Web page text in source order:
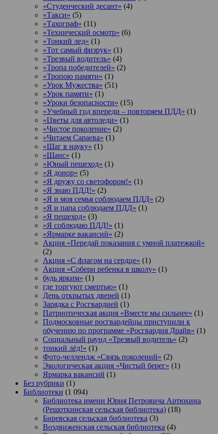
«Студенческий десант» (4)
«Такси» (5)
«Тахограф» (11)
«Технический осмотр» (6)
«Тонкий лед» (1)
«Тот самый физрук» (1)
«Трезвый водитель» (4)
«Тропа победителей» (2)
«Тропою памяти» (1)
«Урок Мужества» (51)
«Урок памяти» (1)
«Уроки безопасности» (15)
«Учебный год впереди – повторяем ПДД» (1)
«Цветы для автоледи» (1)
«Чистое поколение» (2)
«Читаем Сараева» (1)
«Шаг в науку» (1)
«Шанс» (1)
«Юный пешеход» (1)
«Я донор» (5)
«Я дружу со светофором!» (1)
«Я знаю ПДД!» (2)
«Я и моя семья соблюдаем ПДД» (2)
«Я и папа соблюдаем ПДД» (1)
«Я пешеход» (3)
«Я соблюдаю ПДД!» (1)
«Ярмарке вакансий» (2)
Акция «Передай показания с умной платежкой»
(2)
Акция «С флагом на сердце» (1)
Акция «Собери ребенка в школу» (1)
будь ярким» (1)
где торгуют смертью» (1)
День открытых дверей (1)
Зарядка с Росгвардией (1)
Патриотическая акция «Вместе мы сильнее» (1)
Подмосковные росгвардейцы приступили к
обучению по программе «Росгвардия Драйв» (1)
Социальный раунд «Трезвый водитель» (2)
тонкий лёд!» (1)
Фото-челлендж «Связь поколений» (2)
Экологическая акция «Чистый берег» (1)
Ярмарка вакансий (1)
Без рубрики (1)
Библиотеки (1 094)
Библиотека имени Юрия Петровича Артюхина
(Решоткинская сельская библиотека) (18)
Биревская сельская библиотека (3)
Воздвиженская сельская библиотека (4)